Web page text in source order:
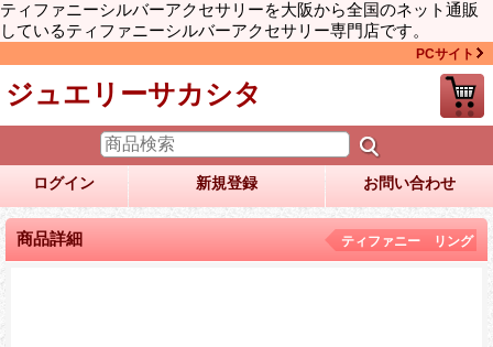
ティファニーシルバーアクセサリーを大阪から全国のネット通販
しているティファニーシルバーアクセサリー専門店です。
PCサイト
ジュエリーサカシタ
ログイン 新規登録 お問い合わせ
商品詳細 ティファニー リング